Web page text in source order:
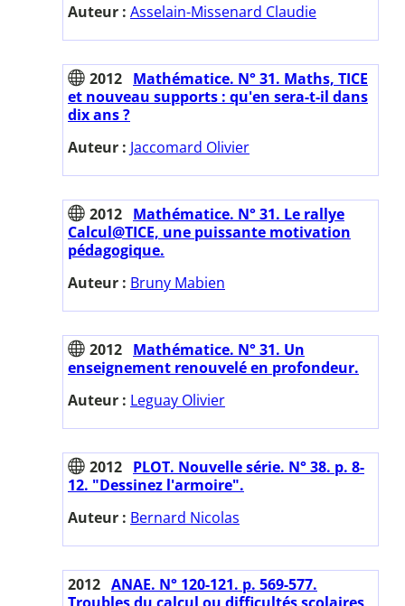
Auteur : Asselain-Missenard Claudie
2012 Mathématice. N° 31. Maths, TICE
et nouveau supports : qu'en sera-t-il dans
dix ans ?
Auteur : Jaccomard Olivier
2012 Mathématice. N° 31. Le rallye
Calcul@TICE, une puissante motivation
pédagogique.
Auteur : Bruny Mabien
2012 Mathématice. N° 31. Un
enseignement renouvelé en profondeur.
Auteur : Leguay Olivier
2012 PLOT. Nouvelle série. N° 38. p. 8-
12. "Dessinez l'armoire".
Auteur : Bernard Nicolas
2012 ANAE. N° 120-121. p. 569-577.